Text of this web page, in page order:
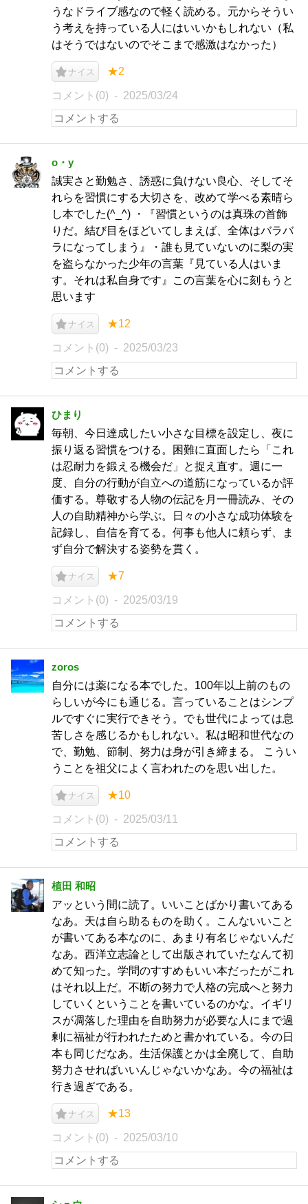
うなドライブ感なので軽く読める。元からそうい
う考えを持っている人にはいいかもしれない（私
はそうではないのでそこまで感激はなかった）
ナイス ★2
コメント(0) 2025/03/24
o・y
誠実さと勤勉さ、誘惑に負けない良心、そしてそ
れらを習慣にする大切さを、改めて学べる素晴ら
し本でした(^_^) ・『習慣というのは真珠の首飾
りだ。結び目をほどいてしまえば、全体はバラバ
ラになってしまう』・誰も見ていないのに梨の実
を盗らなかった少年の言葉『見ている人はいま
す。それは私自身です』この言葉を心に刻もうと
思います
ナイス ★12
コメント(0) 2025/03/23
ひまり
毎朝、今日達成したい小さな目標を設定し、夜に
振り返る習慣をつける。困難に直面したら「これ
は忍耐力を鍛える機会だ」と捉え直す。週に一
度、自分の行動が自立への道筋になっているか評
価する。尊敬する人物の伝記を月一冊読み、その
人の自助精神から学ぶ。日々の小さな成功体験を
記録し、自信を育てる。何事も他人に頼らず、ま
ず自分で解決する姿勢を貫く。
ナイス ★7
コメント(0) 2025/03/19
zoros
自分には薬になる本でした。100年以上前のもの
らしいが今にも通じる。言っていることはシンプ
ルですぐに実行できそう。でも世代によっては息
苦しさを感じるかもしれない。私は昭和世代なの
で、勤勉、節制、努力は身が引き締まる。 こうい
うことを祖父によく言われたのを思い出した。
ナイス ★10
コメント(0) 2025/03/11
植田 和昭
アッという間に読了。いいことばかり書いてある
なあ。天は自ら助るものを助く。こんないいこと
が書いてある本なのに、あまり有名じゃないんだ
なあ。西洋立志論として出版されていたなんて初
めて知った。学問のすすめもいい本だったがこれ
はそれ以上だ。不断の努力で人格の完成へと努力
していくということを書いているのかな。イギリ
スが凋落した理由を自助努力が必要な人にまで過
剰に福祉が行われたためと書かれている。今の日
本も同じだなあ。生活保護とかは全廃して、自助
努力させればいいんじゃないかなあ。今の福祉は
行き過ぎである。
ナイス ★13
コメント(0) 2025/03/10